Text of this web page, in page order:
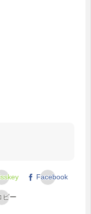
Facebook
ピー